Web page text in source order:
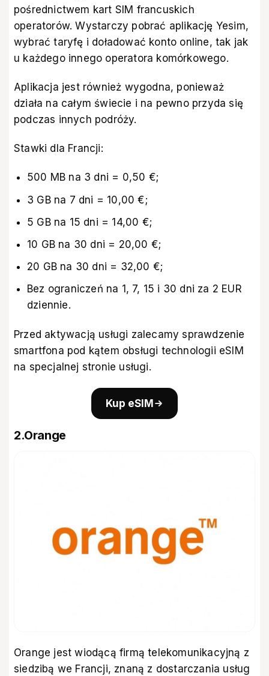
pośrednictwem kart SIM francuskich
operatorów. Wystarczy pobrać aplikację Yesim,
wybrać taryfę i doładować konto online, tak jak
u każdego innego operatora komórkowego.
Aplikacja jest również wygodna, ponieważ
działa na całym świecie i na pewno przyda się
podczas innych podróży.
Stawki dla Francji:
500 MB na 3 dni = 0,50 €;
3 GB na 7 dni = 10,00 €;
5 GB na 15 dni = 14,00 €;
10 GB na 30 dni = 20,00 €;
20 GB na 30 dni = 32,00 €;
Bez ograniczeń na 1, 7, 15 i 30 dni za 2 EUR
dziennie.
Przed aktywacją usługi zalecamy sprawdzenie
smartfona pod kątem obsługi technologii eSIM
na specjalnej stronie usługi.
Kup eSIM
2.Orange
Orange jest wiodącą firmą telekomunikacyjną z
siedzibą we Francji, znaną z dostarczania usług